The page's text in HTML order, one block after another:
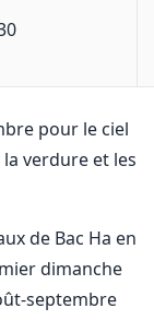
pour le ciel
verdure et les
de Bac Ha en
dimanche
septembre